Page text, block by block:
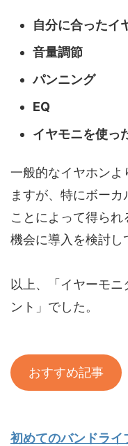
自分に合ったイ
音量調節
パンニング
EQ
イヤモニを使っ
一般的なイヤホンよ
ますが、特にボー
ことによって得ら
機会に導入を検討し
以上、「イヤーモ
ント」でした。
おすすめ記事
初めてのバンドライ